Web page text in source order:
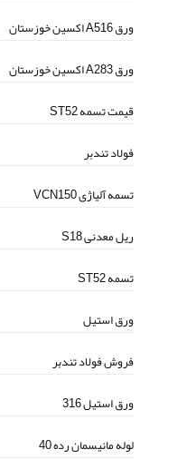
ورق A516 اکسین خوزستان
ورق A283 اکسین خوزستان
قیمت تسمه ST52
فولاد تندبر
تسمه آلیاژی VCN150
ریل معدنی S18
تسمه ST52
ورق استیل
فروش فولاد تندبر
ورق استیل 316
لوله مانیسمان رده 40